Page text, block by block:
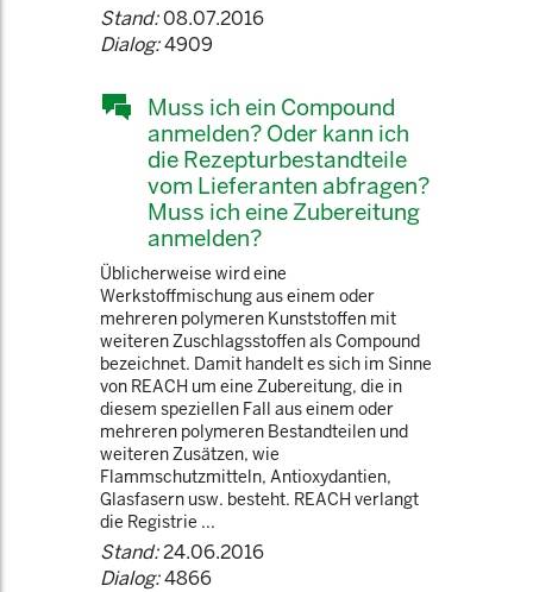
Stand:08.07.2016
Dialog:4909
Muss ich ein Compound
anmelden? Oder kann ich
die Rezepturbestandteile
vom Lieferanten abfragen?
Muss ich eine Zubereitung
anmelden?
Üblicherweise wird eine
Werkstoffmischung aus einem oder
mehreren polymeren Kunststoffen mit
weiteren Zuschlagsstoffen als Compound
bezeichnet. Damit handelt es sich im Sinne
von REACH um eine Zubereitung, die in
diesem speziellen Fall aus einem oder
mehreren polymeren Bestandteilen und
weiteren Zusätzen, wie
Flammschutzmitteln, Antioxydantien,
Glasfasern usw. besteht. REACH verlangt
die Registrie ...
Stand:24.06.2016
Dialog:4866